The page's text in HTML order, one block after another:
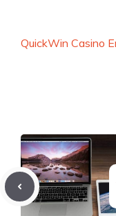
QuickWin Casino